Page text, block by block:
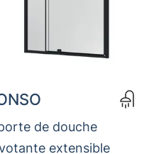
de douche
extensible